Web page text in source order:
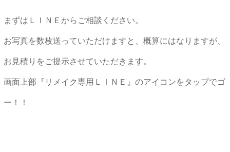
まずはＬＩＮＥからご相談ください。
お写真を数枚送っていただけますと、概算にはなりますが、
お見積りをご提示させていただきます。
画面上部『リメイク専用ＬＩＮＥ』のアイコンをタップでゴ
ー！！